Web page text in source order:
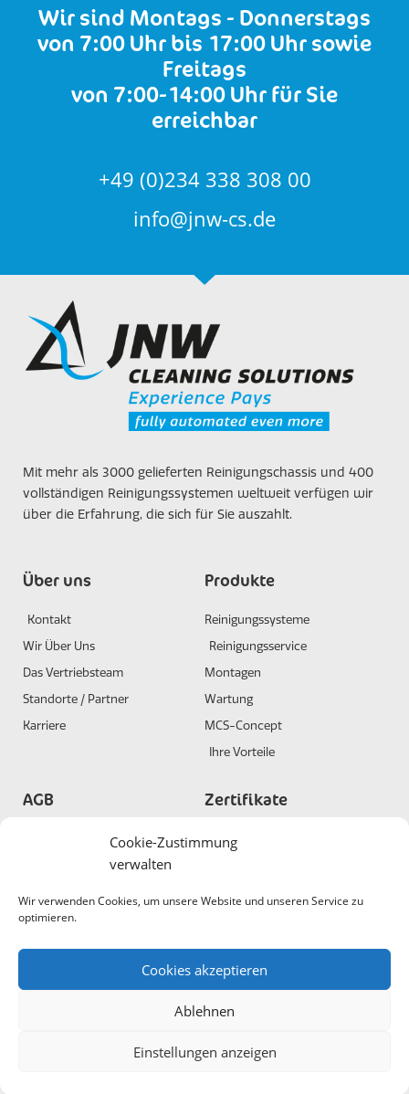
Cookie-Zustimmung
verwalten
Wir verwenden Cookies, um unsere Website und unseren Service zu
optimieren.
Cookies akzeptieren
Ablehnen
Einstellungen anzeigen
Wir sind Montags - Donnerstags
von 7:00 Uhr bis 17:00 Uhr sowie
Freitags
von 7:00-14:00 Uhr für Sie
erreichbar
+49 (0)234 338 308 00
info@jnw-cs.de
Mit mehr als 3000 gelieferten Reinigungschassis und 400
vollständigen Reinigungssystemen weltweit verfügen wir
über die Erfahrung, die sich für Sie auszahlt.
Über uns
Kontakt
Wir Über Uns
Das Vertriebsteam
Standorte / Partner
Karriere
Produkte
Reinigungssysteme
Reinigungsservice
Montagen
Wartung
MCS-Concept
Ihre Vorteile
AGB
Geschäftsbedingungen
Lieferung/Montage
Zertifikate
DIN ISO 9001